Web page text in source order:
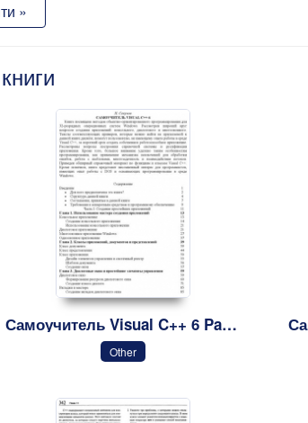
»
Самоучитель Visual C++ 6 Part 001
Other